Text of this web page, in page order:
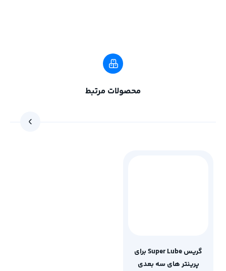
محصولات مرتبط
گریس Super Lube برای
پرینتر های سه‌ بعدی